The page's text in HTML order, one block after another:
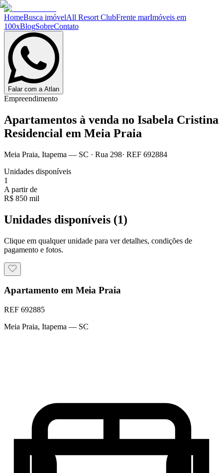
HomeBusca imóvelAll Resort ClubFrente marImóveis em
100xBlogSobreContato
Falar com a Atlan
Empreendimento
Apartamentos à venda no Isabela Cristina
Residencial em Meia Praia
Meia Praia, Itapema — SC · Rua 298· REF 692884
Unidades disponíveis
1
A partir de
R$ 850 mil
Unidades disponíveis (1)
Clique em qualquer unidade para ver detalhes, condições de
pagamento e fotos.
Apartamento em Meia Praia
REF 692885
Meia Praia, Itapema — SC